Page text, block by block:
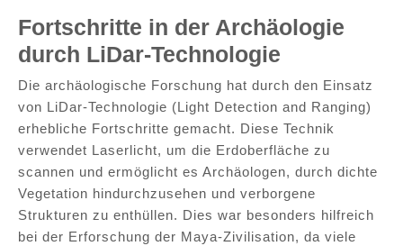
Fortschritte in der Archäologie
durch LiDar-Technologie
Die archäologische Forschung hat durch den Einsatz
von LiDar-Technologie (Light Detection and Ranging)
erhebliche Fortschritte gemacht. Diese Technik
verwendet Laserlicht, um die Erdoberfläche zu
scannen und ermöglicht es Archäologen, durch dichte
Vegetation hindurchzusehen und verborgene
Strukturen zu enthüllen. Dies war besonders hilfreich
bei der Erforschung der Maya-Zivilisation, da viele